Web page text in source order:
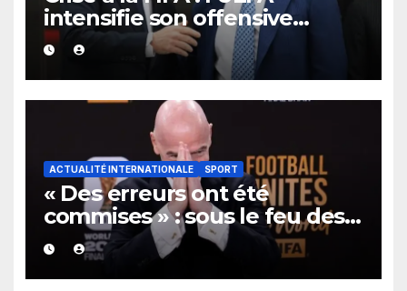
intensifie son offensive
contre Gianni Infantino, mais
l’Afrique continue de lui
apporter un soutien sans
faille.
ACTUALITÉ INTERNATIONALE SPORT
« Des erreurs ont été
commises » : sous le feu des
critiques, Gianni Infantino et
la FIFA présentent leurs
excuses après la polémique